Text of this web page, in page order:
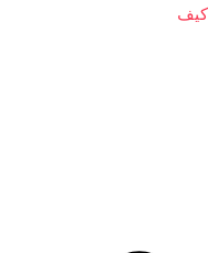
کیف